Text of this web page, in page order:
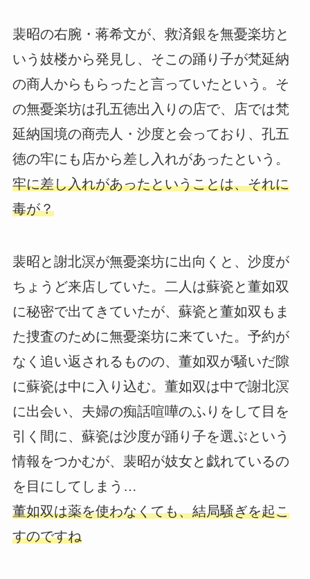
裴昭の右腕・蒋希文が、救済銀を無憂楽坊と
いう妓楼から発見し、そこの踊り子が梵延納
の商人からもらったと言っていたという。そ
の無憂楽坊は孔五徳出入りの店で、店では梵
延納国境の商売人・沙度と会っており、孔五
徳の牢にも店から差し入れがあったという。
牢に差し入れがあったということは、それに
毒が？
裴昭と謝北溟が無憂楽坊に出向くと、沙度が
ちょうど来店していた。二人は蘇瓷と董如双
に秘密で出てきていたが、蘇瓷と董如双もま
た捜査のために無憂楽坊に来ていた。予約が
なく追い返されるものの、董如双が騒いだ隙
に蘇瓷は中に入り込む。董如双は中で謝北溟
に出会い、夫婦の痴話喧嘩のふりをして目を
引く間に、蘇瓷は沙度が踊り子を選ぶという
情報をつかむが、裴昭が妓女と戯れているの
を目にしてしまう…
董如双は薬を使わなくても、結局騒ぎを起こ
すのですね